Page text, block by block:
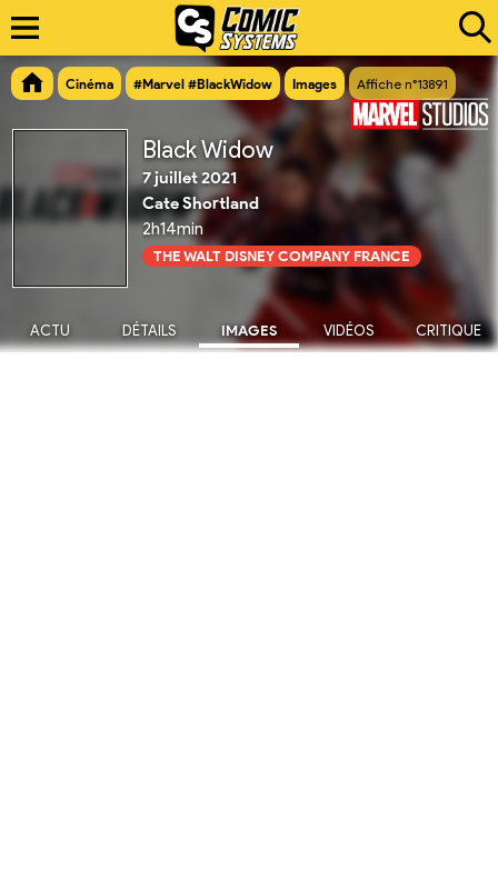
Cinéma #Marvel #BlackWidow Images Affiche n°13891
Black Widow
7 juillet 2021
Cate Shortland
2h14min
THE WALT DISNEY COMPANY FRANCE
ACTU DÉTAILS IMAGES VIDÉOS CRITIQUE